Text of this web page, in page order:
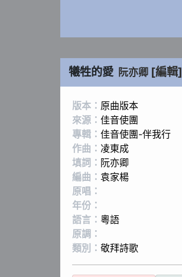
犧牲的愛 阮亦卿 [編輯]
版本： 原曲版本
來源： 佳音使團
專輯： 佳音使團-伴我行
作曲： 凌東成
填詞： 阮亦卿
編曲： 袁家楊
原唱：
年份：
語言： 粵語
原調：
類別： 敬拜詩歌